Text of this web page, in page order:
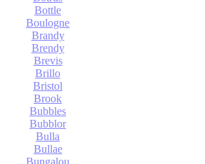
Bottle
Boulogne
Brandy
Brendy
Brevis
Brillo
Bristol
Brook
Bubbles
Bubblor
Bulla
Bullae
Bungalou